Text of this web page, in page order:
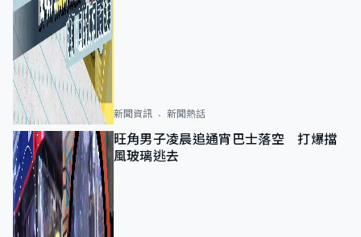
新聞資訊 新聞熱話
旺角男子凌晨追通宵巴士落空 打爆擋
風玻璃逃去